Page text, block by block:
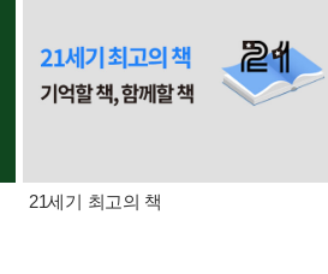
21세기 최고의 책